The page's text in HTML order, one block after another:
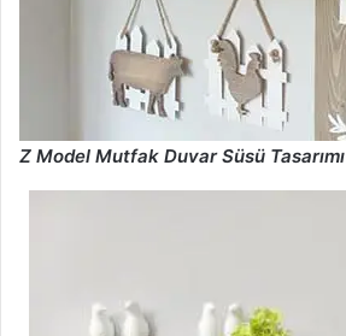
Z Model Mutfak Duvar Süsü Tasarımı